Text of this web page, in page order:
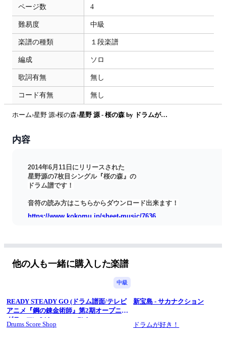
ページ数 4
難易度 中級
楽譜の種類 １段楽譜
編成 ソロ
歌詞有無 無し
コード有無 無し
ホーム›星野 源›桜の森› 星野 源 - 桜の森 by ドラムが好き！
内容
2014年6月11日にリリースされた
星野源の7枚目シングル『桜の森』の
ドラム譜です！
音符の読み方はこちらからダウンロード出来ます！
https://www.kokomu.jp/sheet-music/7636
※もう少し簡単なバージョンや
ご希望の際は無料でアレンジさせて頂きますので
までご連絡くださいますようお願い致します。
他の人も一緒に購入した楽譜
中級
READY STEADY GO (ドラム譜面/テレビ
アニメ『鋼の錬金術師』第2期オープニン
グテーマ) - L'Arc〜en〜Ciel
Drums Score Shop
新宝島 - サカナクション
ドラムが好き！